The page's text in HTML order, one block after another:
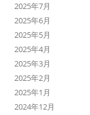
2025年7月
2025年6月
2025年5月
2025年4月
2025年3月
2025年2月
2025年1月
2024年12月